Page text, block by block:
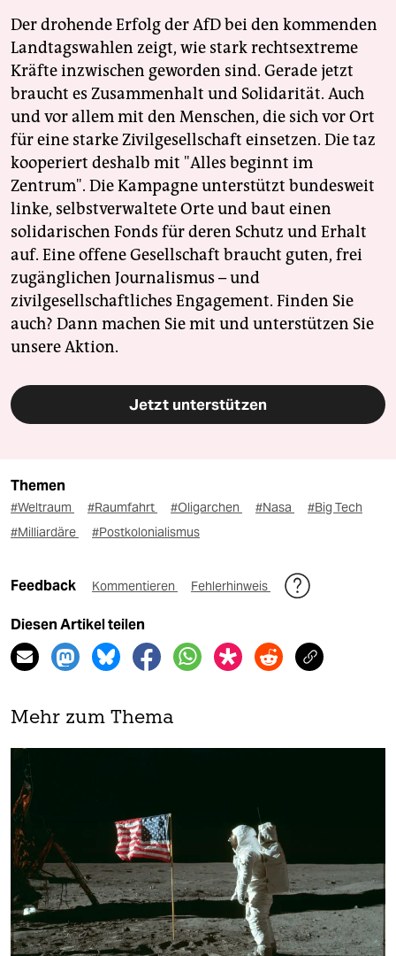
Der drohende Erfolg der AfD bei den kommenden
Landtagswahlen zeigt, wie stark rechtsextreme
Kräfte inzwischen geworden sind. Gerade jetzt
braucht es Zusammenhalt und Solidarität. Auch
und vor allem mit den Menschen, die sich vor Ort
für eine starke Zivilgesellschaft einsetzen. Die taz
kooperiert deshalb mit "Alles beginnt im
Zentrum". Die Kampagne unterstützt bundesweit
linke, selbstverwaltete Orte und baut einen
solidarischen Fonds für deren Schutz und Erhalt
auf. Eine offene Gesellschaft braucht guten, frei
zugänglichen Journalismus – und
zivilgesellschaftliches Engagement. Finden Sie
auch? Dann machen Sie mit und unterstützen Sie
unsere Aktion.
Jetzt unterstützen
Themen
#Weltraum #Raumfahrt #Oligarchen #Nasa
#Big Tech
#Milliardäre
#Postkolonialismus
Feedback Kommentieren Fehlerhinweis
Diesen Artikel teilen
Mehr zum Thema